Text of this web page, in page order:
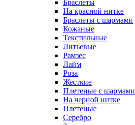
Браслеты
На красной нитке
Браслеты с шармами
Кожаные
Текстильные
Литьевые
Рамзес
Лайм
Роза
Жесткие
Плетеные с шармами
На черной нитке
Плетеные
Серебро